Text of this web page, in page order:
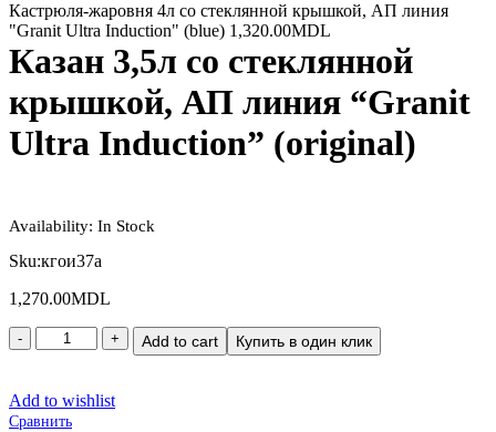
Кастрюля-жаровня 4л со стеклянной крышкой, АП линия
"Granit Ultra Induction" (blue) 1,320.00MDL
Казан 3,5л со стеклянной
крышкой, АП линия “Granit
Ultra Induction” (original)
Availability: In Stock
Sku:кгои37а
1,270.00MDL
Add to cart Купить в один клик
Add to wishlist
Сравнить